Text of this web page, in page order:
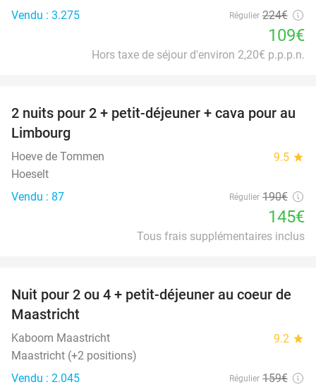
Vendu : 3.275
Régulier 224€
109€
Hors taxe de séjour d'environ 2,20€ p.p.p.n.
24%
2 nuits pour 2 + petit-déjeuner + cava pour au
Limbourg
Hoeve de Tommen 9.5 star
Hoeselt
Vendu : 87
Régulier 190€
145€
Tous frais supplémentaires inclus
26%
Nuit pour 2 ou 4 + petit-déjeuner au coeur de
Maastricht
Kaboom Maastricht 9.2 star
Maastricht (+2 positions)
Vendu : 2.045
Régulier 159€